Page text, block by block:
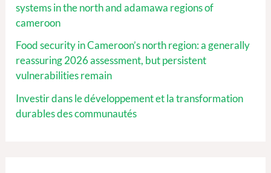
systems in the north and adamawa regions of
cameroon
Food security in Cameroon’s north region: a generally
reassuring 2026 assessment, but persistent
vulnerabilities remain
Investir dans le développement et la transformation
durables des communautés